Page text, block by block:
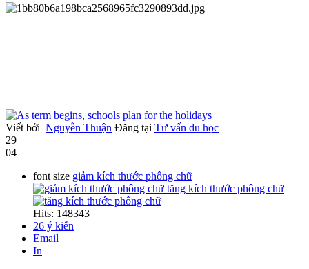
Viết bởi Nguyễn Thuận Đăng tại Tư vấn du học
29
04
font size giảm kích thước phông chữ
tăng kích thước phông chữ
Hits: 148343
26 ý kiến
Email
In